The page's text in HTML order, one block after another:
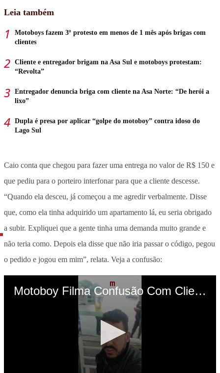
Leia também
Motoboys fazem 3º protesto em menos de 1 mês após brigas com
clientes
Cliente e entregador brigam na Asa Sul e motoboys protestam:
“Revolta”
Entregador denuncia briga com cliente na Asa Norte: “De herói a
lixo”
Dupla é presa por aplicar “golpe do motoboy” contra idoso do
Lago Sul
Caio conta que chegou para fazer uma entrega no valor de R$ 150 e
que pediu para o porteiro interfonar para que a cliente descesse.
“Quando ela desceu, já começou a me agredir verbalmente. Disse
que, como ela tinha adquirido um apartamento lá, eu seria obrigado
a subir. Expliquei que a gente tinha uma demanda muito grande e
não teria como. Depois ela disse que não iria passar o código, pegou
o pedido e jogou em mim”, relata. Veja a confusão: